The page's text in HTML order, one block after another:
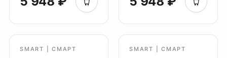
SMART | СМАРТ SMART | СМАРТ